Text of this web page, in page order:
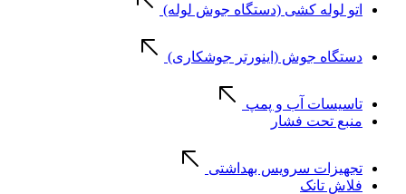
اتو لوله کشی (دستگاه جوش لوله)
دستگاه جوش (اینورتر جوشکاری)
تاسیسات آب و پمپ
منبع تحت فشار
تجهیزات سرویس بهداشتی
فلاش تانک